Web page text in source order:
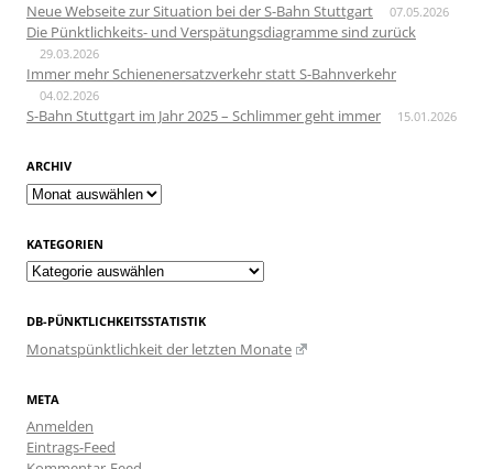
Neue Webseite zur Situation bei der S-Bahn Stuttgart 07.05.2026
Die Pünktlichkeits- und Verspätungsdiagramme sind zurück
29.03.2026
Immer mehr Schienenersatzverkehr statt S-Bahnverkehr
04.02.2026
S-Bahn Stuttgart im Jahr 2025 – Schlimmer geht immer 15.01.2026
ARCHIV
Archiv
KATEGORIEN
Kategorien
DB-PÜNKTLICHKEITSSTATISTIK
Monatspünktlichkeit der letzten Monate
META
Anmelden
Eintrags-Feed